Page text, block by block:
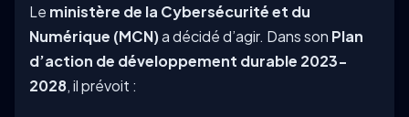
Le ministère de la Cybersécurité et du
Numérique (MCN)a décidé d’agir. Dans son Plan
d’action de développement durable 2023-
2028, il prévoit :